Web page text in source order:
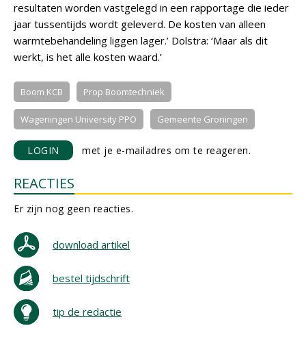
resultaten worden vastgelegd in een rapportage die ieder
jaar tussentijds wordt geleverd. De kosten van alleen
warmtebehandeling liggen lager.’ Dolstra: ‘Maar als dit
werkt, is het alle kosten waard.’
Boom KCB Prop Boomtechniek
Wageningen University PPO Gemeente Groningen
LOGIN met je e-mailadres om te reageren.
REACTIES
Er zijn nog geen reacties.
download artikel
bestel tijdschrift
tip de redactie